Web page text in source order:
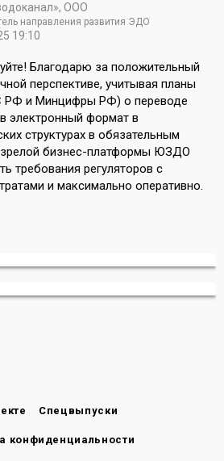
ООО
направления развития ЭДО
19:10
Благодарю за положительный
перспективе, учитывая планы
РФ и Минцифры РФ) о переводе
электронный формат в
структурах в обязательным
зрелой бизнес-платформы ЮЗДО
требования регуляторов с
и максимально оперативно.
Спецвыпуски
конфиденциальности